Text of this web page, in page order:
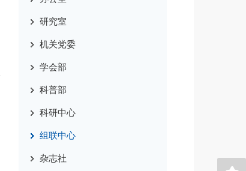
研究室
机关党委
学会部
科普部
科研中心
组联中心
杂志社